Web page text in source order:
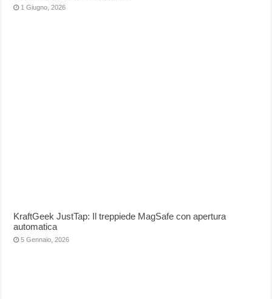
1 Giugno, 2026
KraftGeek JustTap: Il treppiede MagSafe con apertura
automatica
5 Gennaio, 2026